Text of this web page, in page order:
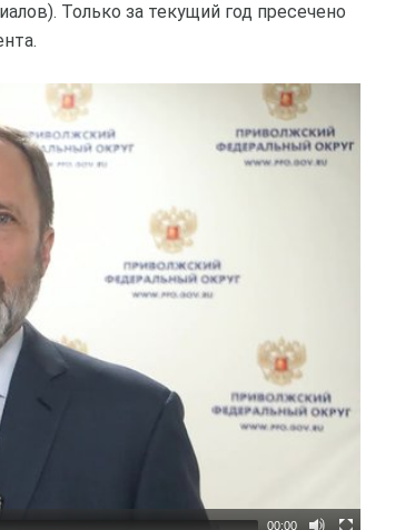
Только за текущий год пресечено
00:00